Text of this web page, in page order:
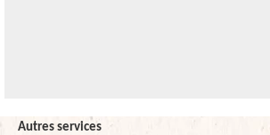
Autres services